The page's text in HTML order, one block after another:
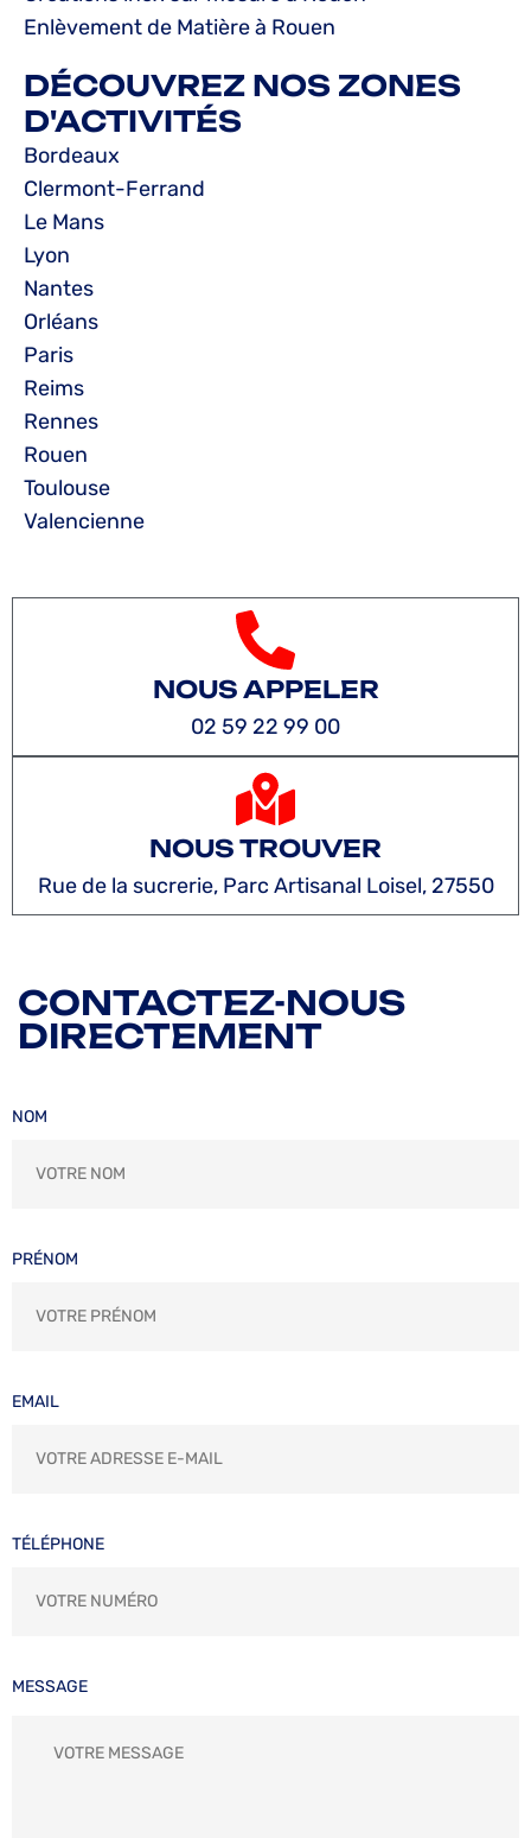
Enlèvement de Matière à Rouen
DÉCOUVREZ NOS ZONES
D'ACTIVITÉS
Bordeaux
Clermont-Ferrand
Le Mans
Lyon
Nantes
Orléans
Paris
Reims
Rennes
Rouen
Toulouse
Valencienne
NOUS APPELER
02 59 22 99 00
NOUS TROUVER
Rue de la sucrerie, Parc Artisanal Loisel, 27550
CONTACTEZ-NOUS
DIRECTEMENT
NOM
PRÉNOM
EMAIL
TÉLÉPHONE
MESSAGE